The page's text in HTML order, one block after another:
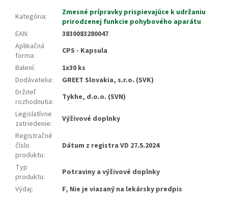
Kategória:
Zmesné prípravky prispievajúce k udržaniu
prirodzenej funkcie pohybového aparátu
EAN:
3830083280047
Aplikačná
forma:
CPS - Kapsula
Balení:
1x30 ks
Dodávatelia:
GREET Slovakia, s.r.o. (SVK)
Držiteľ
rozhodnutia:
Tykhe, d.o.o. (SVN)
Legislatívne
zatriedenie:
Výživové doplnky
Registračné
číslo
produktu:
Dátum z registra VD 27.5.2024
Typ
produktu:
Potraviny a výživové doplnky
Výdaj: F, Nie je viazaný na lekársky predpis